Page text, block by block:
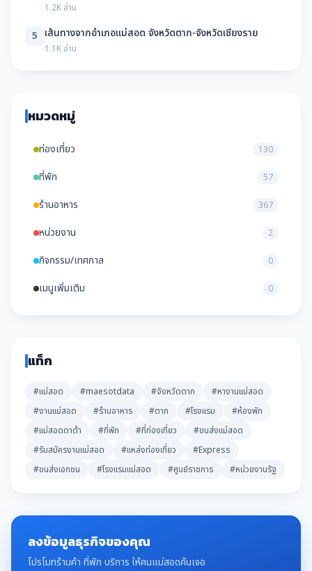
1.2K อ่าน
5 เส้นทางจากอำเภอแม่สอด จังหวัดตาก-จังหวัดเชียงราย
1.1K อ่าน
หมวดหมู่
ท่องเที่ยว 130
ที่พัก 57
ร้านอาหาร 367
หน่วยงาน 2
กิจกรรม/เทศกาล 0
เมนูเพิ่มเติม 0
แท็ก
#แม่สอด #maesotdata #จังหวัดตาก
#หางานแม่สอด
#งานแม่สอด
#ร้านอาหาร #ตาก #โรงแรม
#ห้องพัก
#แม่สอดดาต้า
#ที่พัก #ที่ท่องเที่ยว
#ขนส่งแม่สอด
#รับสมัครงานแม่สอด
#แหล่งท่องเที่ยว
#Express
#ขนส่งเอกชน
#โรงแรมแม่สอด #ศูนย์ราชการ #หน่วยงานรัฐ
ลงข้อมูลธุรกิจของคุณ
โปรโมทร้านค้า ที่พัก บริการ ให้คนแม่สอดค้นเจอ